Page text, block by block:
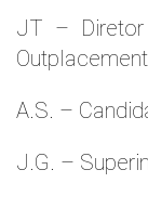
JT – Diretor
Outplacement
A.S. –
J.G. –